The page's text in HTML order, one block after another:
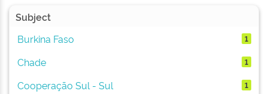
Subject
Burkina Faso
1
Chade 1
Cooperação Sul - Sul 1